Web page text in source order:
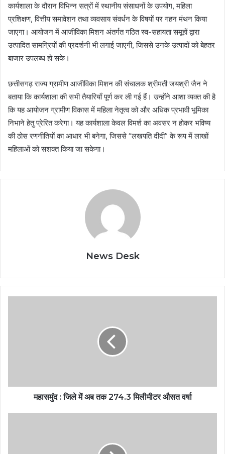
कार्यशाला के दौरान विभिन्न सत्रों में स्थानीय संसाधनों के उपयोग, महिला
प्रशिक्षण, वित्तीय समावेशन तथा व्यवसाय संवर्धन के विषयों पर गहन मंथन किया
जाएगा। आयोजन में आजीविका मिशन अंतर्गत गठित स्व-सहायता समूहों द्वारा
उत्पादित सामग्रियों की प्रदर्शनी भी लगाई जाएगी, जिससे उनके उत्पादों को बेहतर
बाजार उपलब्ध हो सके।
छत्तीसगढ़ राज्य ग्रामीण आजीविका मिशन की संचालक श्रीमती जयश्री जैन ने
बताया कि कार्यशाला की सभी तैयारियाँ पूर्ण कर ली गई हैं। उन्होंने आशा व्यक्त की है
कि यह आयोजन ग्रामीण विकास में महिला नेतृत्व को और अधिक प्रभावी भूमिका
निभाने हेतु प्रेरित करेगा। यह कार्यशाला केवल विमर्श का अवसर न होकर भविष्य
की ठोस रणनीतियों का आधार भी बनेगा, जिससे “लखपति दीदी” के रूप में लाखों
महिलाओं को सशक्त किया जा सकेगा।
News Desk
महासमुंद : जिले में अब तक 274.3 मिलीमीटर औसत वर्षा